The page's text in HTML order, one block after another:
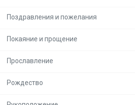
Поздравления и пожелания
Покаяние и прощение
Прославление
Рождество